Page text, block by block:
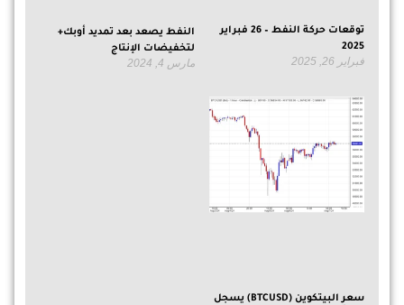
توقعات حركة النفط – 26 فبراير
2025
فبراير 26, 2025
النفط يصعد بعد تمديد أوبك+
لتخفيضات الإنتاج
مارس 4, 2024
سعر البيتكوين (BTCUSD) يسجل